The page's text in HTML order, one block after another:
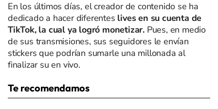
En los últimos días, el creador de contenido se ha
dedicado a hacer diferentes lives en su cuenta de
TikTok, la cual ya logró monetizar. Pues, en medio
de sus transmisiones, sus seguidores le envían
stickers que podrían sumarle una millonada al
finalizar su en vivo.
Te recomendamos